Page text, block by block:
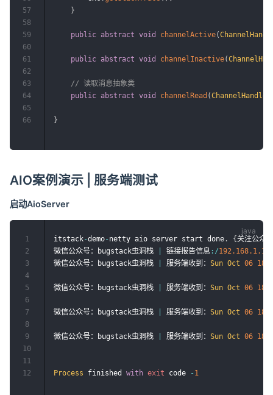
}
public abstract void channelActive(
public abstract void channelInactive(
// 读取消息抽象类
public abstract void channelRead (ChannelHandler
}
57
58
59
60
61
62
63
64
65
66
AIO案例演示 | 服务端测试
启动AioServer
itstack-demo- netty aio server start done . {关注公众
微信公众号：bugstack虫洞栈
链接报告信息 : /192.168.1
微信公众号：bugstack虫洞栈
服务端收到： Sun Oct 06 18
微信公众号：bugstack虫洞栈 服务端收到： Sun Oct 06 18
微信公众号：bugstack虫洞栈 服务端收到： Sun Oct 06 18
微信公众号：bugstack虫洞栈 服务端收到： Sun Oct 06 18
Process finished with exit code - 1
1
2
3
4
5
6
7
8
9
10
11
12